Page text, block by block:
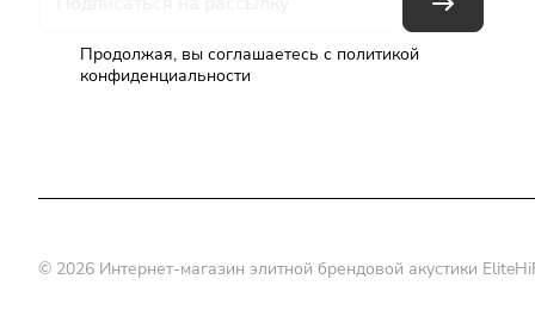
Продолжая, вы соглашаетесь с политикой
конфиденциальности
© 2026 Интернет-магазин элитной брендовой акустики